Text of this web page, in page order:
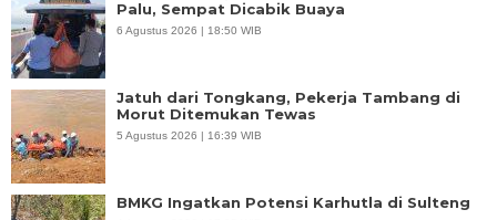
Palu, Sempat Dicabik Buaya
6 Agustus 2026 | 18:50 WIB
Jatuh dari Tongkang, Pekerja Tambang di
Morut Ditemukan Tewas
5 Agustus 2026 | 16:39 WIB
BMKG Ingatkan Potensi Karhutla di Sulteng